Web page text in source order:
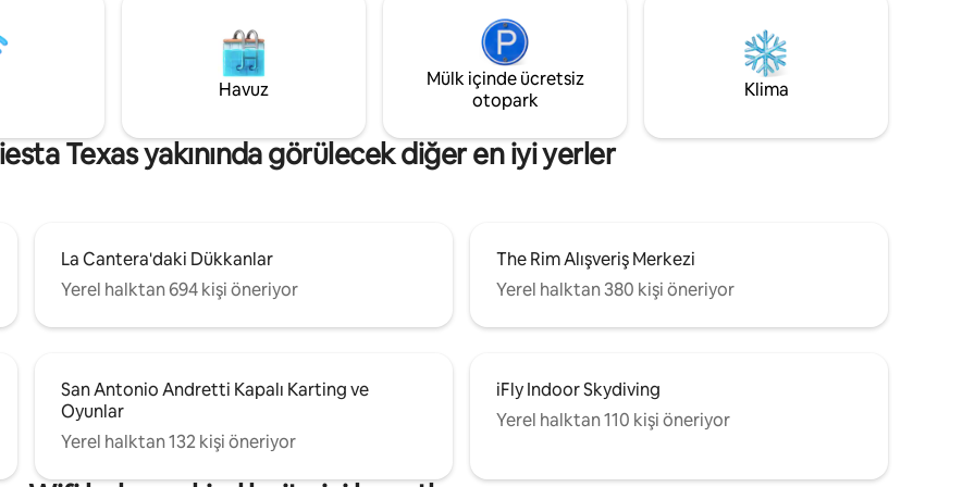
etkinlikler için mükemmeldir.
eğlence için çok sayıda
oyun alanı ★ Şef mutfağı ★
6 TV ★ Bilardo ★ Shuffle
Jakuzide dinlenin ve açık bir Hill Country
gecesinde yıldızların ve gezegenlerin
tadını çıkarın. Geyik ve Türkiye sık sık
aşağıdaki vadide görülür. Kapalı
verandanın altında kahvenizin tadını
merkezine/River Walk'a 15 dakika
mesafededir. En iyi turistik yerlerin
yakınında lüks arayan aileler veya gruplar
için idealdir. Unutulmaz bir konaklama için
Havuz
Mülk içinde ücretsiz
otopark
Klima
Texas yakınında görülecek diğer en iyi yerler
La Cantera'daki Dükkanlar
Yerel halktan 694 kişi öneriyor
The Rim Alışveriş Merkezi
Yerel halktan 380 kişi öneriyor
San Antonio Andretti Kapalı Karting ve
Oyunlar
Yerel halktan 132 kişi öneriyor
iFly Indoor Skydiving
Yerel halktan 110 kişi öneriyor